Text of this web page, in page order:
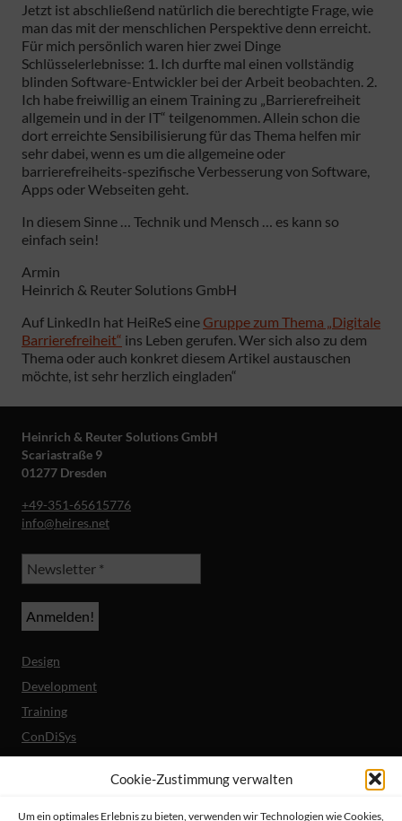
Cookie-Zustimmung verwalten
Um ein optimales Erlebnis zu bieten, verwenden wir Technologien wie Cookies,
Jetzt ist abschließend natürlich die berechtigte Frage, wie
man das mit der menschlichen Perspektive denn erreicht.
Für mich persönlich waren hier zwei Dinge
Schlüsselerlebnisse: 1. Ich durfte mal einen vollständig
blinden Software-Entwickler bei der Arbeit beobachten. 2.
Ich habe freiwillig an einem Training zu „Barrierefreiheit
allgemein und in der IT“ teilgenommen. Allein schon die
dort erreichte Sensibilisierung für das Thema helfen mir
sehr dabei, wenn es um die allgemeine oder
barrierefreiheits-spezifische Verbesserung von Software,
Apps oder Webseiten geht.
In diesem Sinne … Technik und Mensch … es kann so
einfach sein!
Armin
Heinrich & Reuter Solutions GmbH
Auf LinkedIn hat HeiReS eine Gruppe zum Thema „Digitale
Barrierefreiheit“ ins Leben gerufen. Wer sich also zu dem
Thema oder auch konkret diesem Artikel austauschen
möchte, ist sehr herzlich eingladen“
Heinrich & Reuter Solutions GmbH
Scariastraße 9
01277 Dresden
+49-351-65615776
info@heires.net
Design
Development
Training
ConDiSys
Barrierefreiheit
Mobile Lösungen